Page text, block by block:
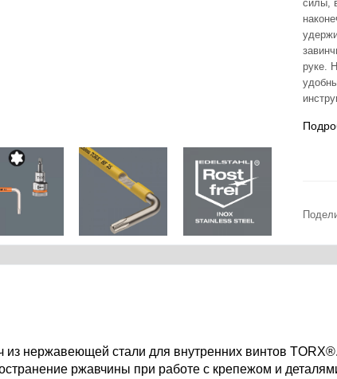
силы,
руке.
нержавеющей стали для внутренних винтов
ржавчины при работе с крепежом и